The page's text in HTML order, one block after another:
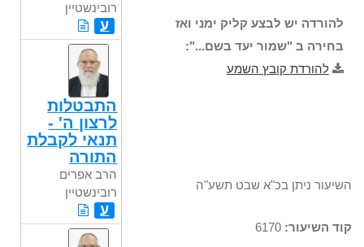
להורדה יש לבצע קליק ימני ואז
בחירה ב "שמור יעד בשם...":
להורדת קובץ השמע
השיעור ניתן בכ"א שבט תשע"ה
קוד השיעור:
רובינשטיין
ע
התבטלות
לרצון ה' -
תנאי לקבלת
התורה
הרב אפרים
רובינשטיין
ע